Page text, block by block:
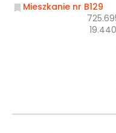
Mieszkanie nr B129